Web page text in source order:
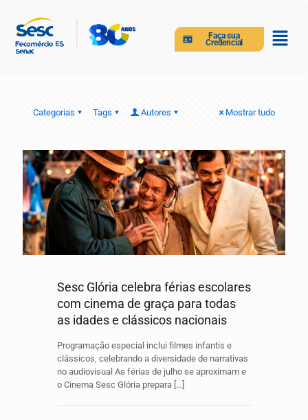
Faça sua
Credencial
Categorias Tags Autores Mostrar tudo
Sesc Glória celebra férias escolares
com cinema de graça para todas
as idades e clássicos nacionais
Programação especial inclui filmes infantis e
clássicos, celebrando a diversidade de narrativas
no audiovisual As férias de julho se aproximam e
o Cinema Sesc Glória prepara […]